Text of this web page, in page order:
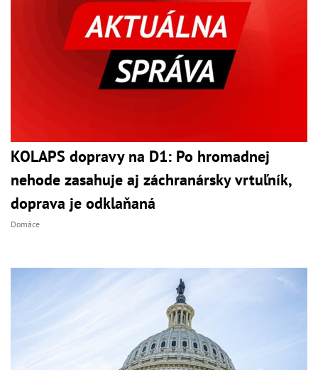
KOLAPS dopravy na D1: Po hromadnej
nehode zasahuje aj záchranársky vrtuľník,
doprava je odklaňaná
Domáce